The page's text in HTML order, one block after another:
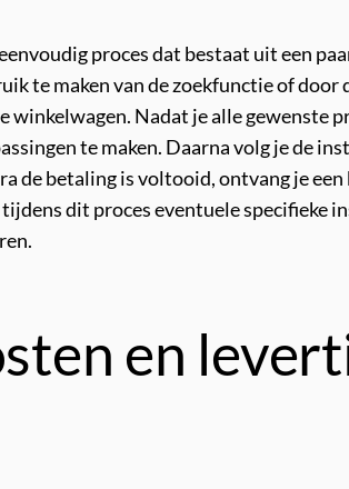
proces dat bestaat uit een
te maken van de zoekfunctie of
Nadat je alle gewenste
te maken. Daarna volg je de
de betaling is voltooid, ontvang je
dit proces eventuele specifieke
en